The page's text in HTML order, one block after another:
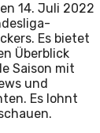
14. Juli 2022
Es bietet
Überblick
Saison mit
und
Es lohnt